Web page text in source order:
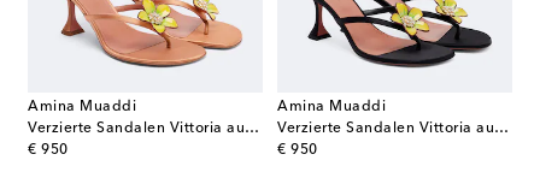
Amina Muaddi
Verzierte Sandalen Vittoria aus Satin
€ 950
original price
Amina Muaddi
Verzierte Sandalen Vittoria aus Satin
€ 950
original price